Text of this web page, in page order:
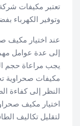
تعتبر مكيفات
وتوفير الكهرباء
عند اختيار مكيف
إلى عدة عوامل
يجب مراعاة حجم
مكيفات صحراوية
النظر إلى كفاءة
اختيار مكيف
لتقليل تكاليف